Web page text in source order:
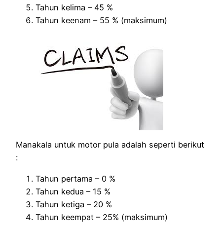
Tahun kelima – 45 %
Tahun keenam – 55 % (maksimum)
Manakala untuk motor pula adalah seperti berikut
:
Tahun pertama – 0 %
Tahun kedua – 15 %
Tahun ketiga – 20 %
Tahun keempat – 25% (maksimum)